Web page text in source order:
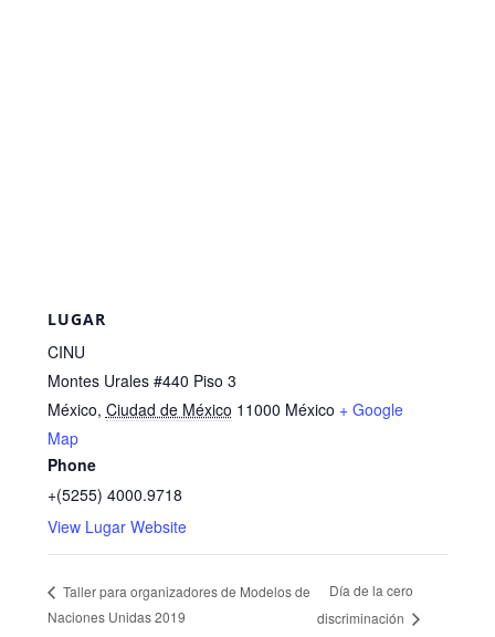
LUGAR
CINU
Montes Urales #440 Piso 3
México, Ciudad de México 11000 México + Google
Map
Phone
+(5255) 4000.9718
View Lugar Website
Taller para organizadores de Modelos de
Naciones Unidas 2019
Día de la cero
discriminación